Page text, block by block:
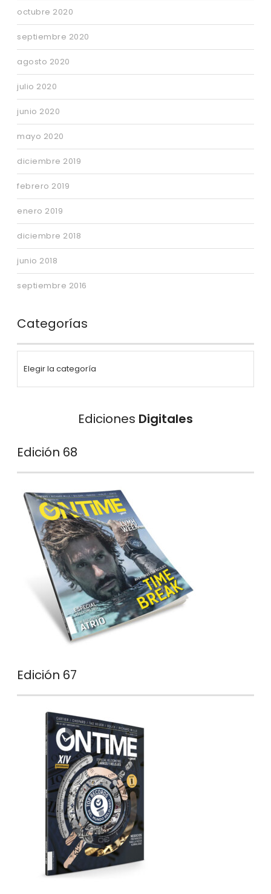
octubre 2020
septiembre 2020
agosto 2020
julio 2020
junio 2020
mayo 2020
diciembre 2019
febrero 2019
enero 2019
diciembre 2018
junio 2018
septiembre 2016
Categorías
Ediciones Digitales
Edición 68
Edición 67